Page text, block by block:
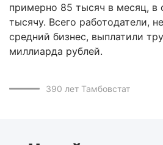
примерно 85 тысяч в месяц, в
тысячу. Всего работодатели,
средний бизнес, выплатили
миллиарда рублей.
390 лет Тамбовстат